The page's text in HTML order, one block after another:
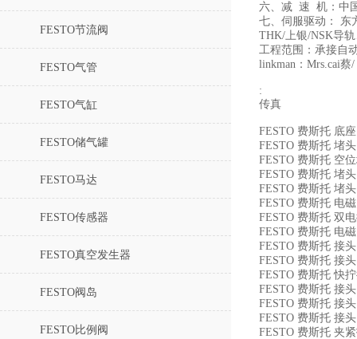
FESTO节流阀
FESTO气管
FESTO气缸
FESTO储气罐
FESTO马达
FESTO传感器
FESTO真空发生器
FESTO阀岛
FESTO比例阀
六、减 速 机：中
七、伺服驱动： 东
THK/上银/NSK导
工程范围：承接自
linkman：Mrs.cai蔡/
:
传真
FESTO 费斯托 底
FESTO 费斯托 堵
FESTO 费斯托 空
FESTO 费斯托 堵
FESTO 费斯托 堵
FESTO 费斯托 电
FESTO 费斯托 双
FESTO 费斯托 电
FESTO 费斯托 接
FESTO 费斯托 接
FESTO 费斯托 快
FESTO 费斯托 接
FESTO 费斯托 接
FESTO 费斯托 接
FESTO 费斯托 夹